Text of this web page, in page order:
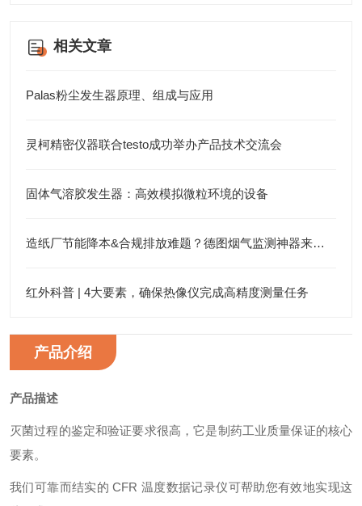
相关文章
Palas粉尘发生器原理、组成与应用
灵柯精密仪器联合testo成功举办产品技术交流会
固体气溶胶发生器：高效模拟微粒环境的设备
造纸厂节能降本&合规排放难题？德图烟气监测神器来搞定！
红外科普 | 4大要素，确保热像仪完成高精度测量任务
产品介绍
产品描述
灭菌过程的鉴定和验证要求很高，它是制药工业质量保证的核心
要素。
我们可靠而结实的 CFR 温度数据记录仪可帮助您有效地实现这